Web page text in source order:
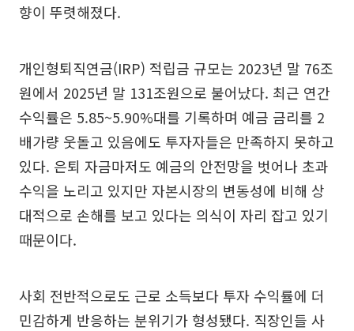
향이 뚜렷해졌다.
개인형퇴직연금(IRP) 적립금 규모는 2023년 말 76조
원에서 2025년 말 131조원으로 불어났다. 최근 연간
수익률은 5.85~5.90%대를 기록하며 예금 금리를 2
배가량 웃돌고 있음에도 투자자들은 만족하지 못하고
있다. 은퇴 자금마저도 예금의 안전망을 벗어나 초과
수익을 노리고 있지만 자본시장의 변동성에 비해 상
대적으로 손해를 보고 있다는 의식이 자리 잡고 있기
때문이다.
사회 전반적으로도 근로 소득보다 투자 수익률에 더
민감하게 반응하는 분위기가 형성됐다. 직장인들 사